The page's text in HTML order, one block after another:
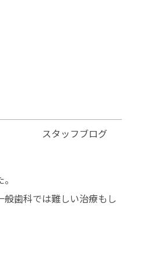
スタッフブログ
歯科では難しい治療もし